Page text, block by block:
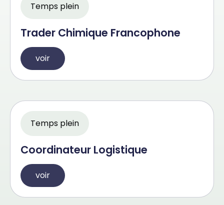
Trader Chimique Francophone
Temps plein
voir
Coordinateur Logistique
Temps plein
voir